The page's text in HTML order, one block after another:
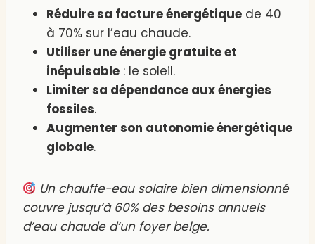
Réduire sa facture énergétique de 40
à 70% sur l’eau chaude.
Utiliser une énergie gratuite et
inépuisable : le soleil.
Limiter sa dépendance aux énergies
fossiles.
Augmenter son autonomie énergétique
globale.
Un chauffe-eau solaire bien dimensionné
couvre jusqu’à 60% des besoins annuels
d’eau chaude d’un foyer belge.